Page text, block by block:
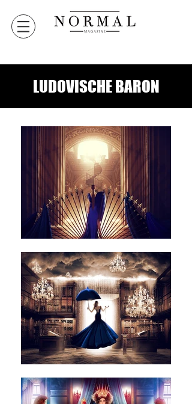
LUDOVISCHE BARON